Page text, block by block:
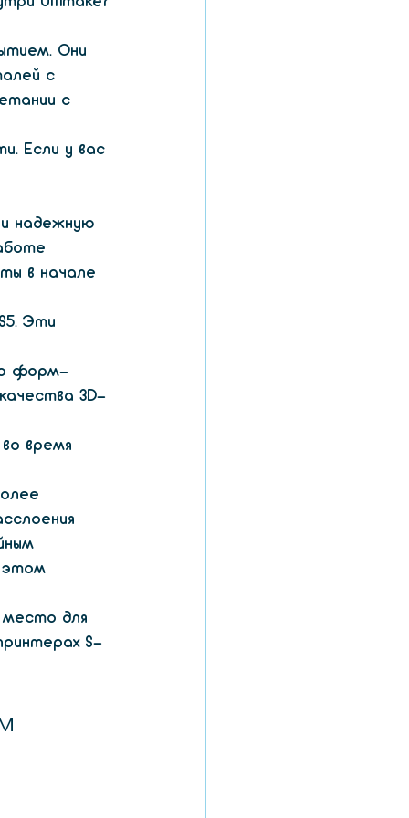
Они
с
с
Если у вас
надежную
в начале
Эти
форм-
3D-
время
этом
место для
S-